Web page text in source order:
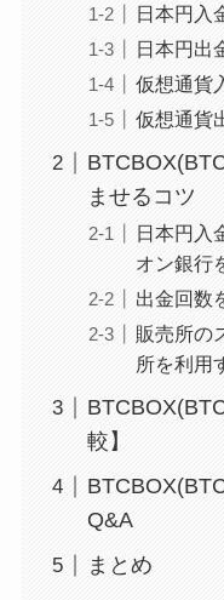
日本円入
日本円出
仮想通貨
仮想通貨
ませるコツ
日本円入
オン銀行
出金回数
販売所の
所を利用
較】
Q&A
まとめ